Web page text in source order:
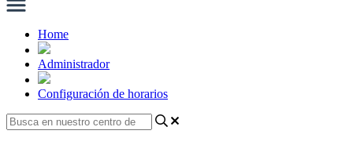
Home
Administrador
Configuración de horarios